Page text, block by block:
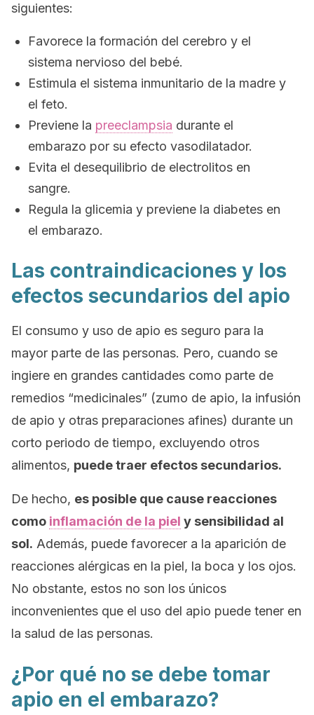
siguientes:
Favorece la formación del cerebro y el
sistema nervioso del bebé.
Estimula el sistema inmunitario de la madre y
el feto.
Previene la preeclampsia durante el
embarazo por su efecto vasodilatador.
Evita el desequilibrio de electrolitos en
sangre.
Regula la glicemia y previene la diabetes en
el embarazo.
Las contraindicaciones y los
efectos secundarios del apio
El consumo y uso de apio es seguro para la
mayor parte de las personas. Pero, cuando se
ingiere en grandes cantidades como parte de
remedios “medicinales” (zumo de apio, la infusión
de apio y otras preparaciones afines) durante un
corto periodo de tiempo, excluyendo otros
alimentos, puede traer efectos secundarios.
De hecho, es posible que cause reacciones
como inflamación de la piel y sensibilidad al
sol. Además, puede favorecer a la aparición de
reacciones alérgicas en la piel, la boca y los ojos.
No obstante, estos no son los únicos
inconvenientes que el uso del apio puede tener en
la salud de las personas.
¿Por qué no se debe tomar
apio en el embarazo?